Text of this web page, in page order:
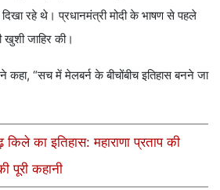
रहे थे। प्रधानमंत्री मोदी के भाषण से पहले
खुशी जाहिर की।
“सच में मेलबर्न के बीचोंबीच इतिहास बनने जा
का इतिहास: महाराणा प्रताप की
पूरी कहानी